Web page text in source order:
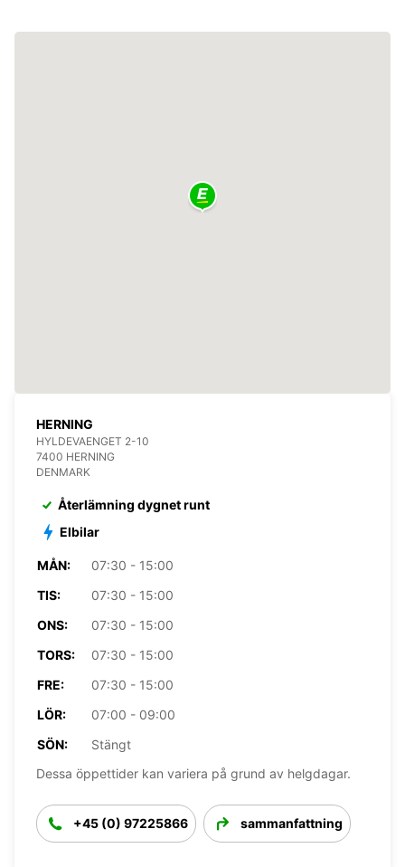
HERNING
HYLDEVAENGET 2-10
7400 HERNING
DENMARK
Återlämning dygnet runt
Elbilar
MÅN:
07:30 - 15:00
TIS:
07:30 - 15:00
ONS:
07:30 - 15:00
TORS:
07:30 - 15:00
FRE:
07:30 - 15:00
LÖR:
07:00 - 09:00
SÖN:
Stängt
Dessa öppettider kan variera på grund av helgdagar.
+45 (0) 97225866 sammanfattning